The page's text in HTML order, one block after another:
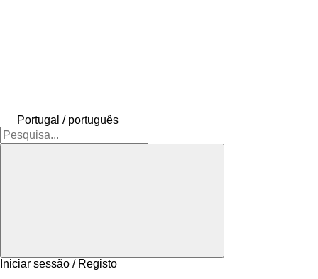
Portugal / português
Iniciar sessão / Registo